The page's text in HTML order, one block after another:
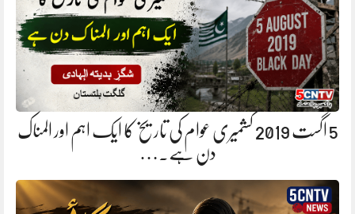
5 اگست 2019 کشمیری عوام کی تاریخ کا ایک اہم اور المناک
دن ہے.…